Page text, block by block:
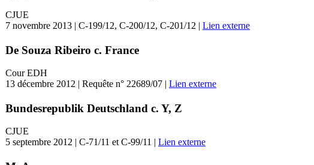
CJUE
7 novembre 2013 | C-199/12, C-200/12, C-201/12 | Lien externe
De Souza Ribeiro c. France
Cour EDH
13 décembre 2012 | Requête n° 22689/07 | Lien externe
Bundesrepublik Deutschland c. Y, Z
CJUE
5 septembre 2012 | C-71/11 et C-99/11 | Lien externe